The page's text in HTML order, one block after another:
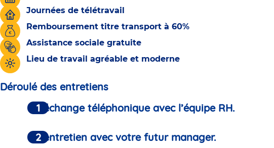
Journées de télétravail
Remboursement titre transport à 60%
Assistance sociale gratuite
Lieu de travail agréable et moderne
Déroulé des entretiens
Un échange téléphonique avec l’équipe RH.
Un entretien avec votre futur manager.